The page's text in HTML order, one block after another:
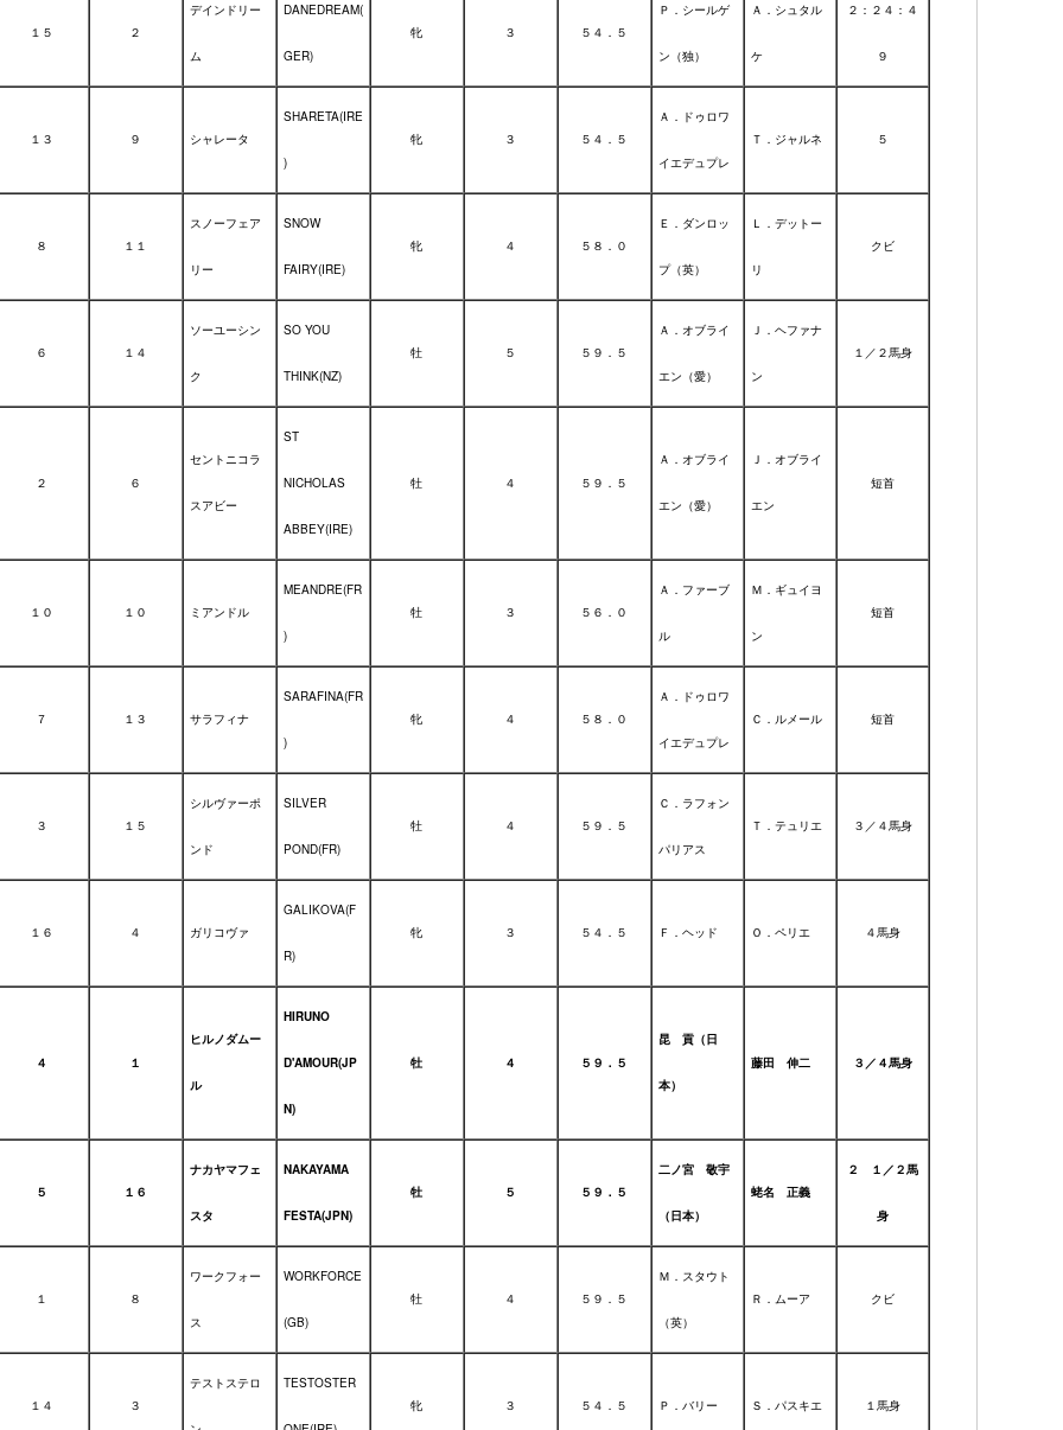
１５ ２
デインドリー
ム
DANEDREAM(
GER)
牝 ３ ５４．５
Ｐ．シールゲ
ン（独）
Ａ．シュタル
ケ
２：２４：４
９
１３ ９ シャレータ
SHARETA(IRE
)
牝 ３ ５４．５
Ａ．ドゥロワ
イエデュプレ
Ｔ．ジャルネ ５
８ １１
スノーフェア
リー
SNOW
FAIRY(IRE)
牝 ４ ５８．０
Ｅ．ダンロッ
プ（英）
Ｌ．デットー
リ
クビ
６ １４
ソーユーシン
ク
SO YOU
THINK(NZ)
牡 ５ ５９．５
Ａ．オブライ
エン（愛）
Ｊ．ヘファナ
ン
１／２馬身
２ ６
セントニコラ
スアビー
ST
NICHOLAS
ABBEY(IRE)
牡 ４ ５９．５
Ａ．オブライ
エン（愛）
Ｊ．オブライ
エン
短首
１０ １０ ミアンドル
MEANDRE(FR
)
牡 ３ ５６．０
Ａ．ファーブ
ル
Ｍ．ギュイヨ
ン
短首
７ １３ サラフィナ
SARAFINA(FR
)
牝 ４ ５８．０
Ａ．ドゥロワ
イエデュプレ
Ｃ．ルメール 短首
３ １５
シルヴァーポ
ンド
SILVER
POND(FR)
牡 ４ ５９．５
Ｃ．ラフォン
パリアス
Ｔ．テュリエ ３／４馬身
１６ ４ ガリコヴァ
GALIKOVA(F
R)
牝 ３ ５４．５ Ｆ．ヘッド Ｏ．ペリエ ４馬身
４ １
ヒルノダムー
ル
HIRUNO
D'AMOUR(JP
N)
牡 ４ ５９．５
昆 貢（日
本）
藤田 伸二 ３／４馬身
５ １６
ナカヤマフェ
スタ
NAKAYAMA
FESTA(JPN)
牡 ５ ５９．５
二ノ宮 敬宇
（日本）
蛯名 正義
２ １／２馬
身
１ ８
ワークフォー
ス
WORKFORCE
(GB)
牡 ４ ５９．５
Ｍ．スタウト
（英）
Ｒ．ムーア クビ
１４ ３
テストステロ TESTOSTER
牝 ３ ５４．５ Ｐ．バリー Ｓ．パスキエ １馬身